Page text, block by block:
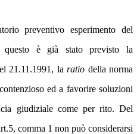
preventivo esperimento del
questo è già stato previsto la
21.11.1991, la ratio della norma
ed a favorire soluzioni
giudiziale come per rito. Del
comma 1 non può considerarsi